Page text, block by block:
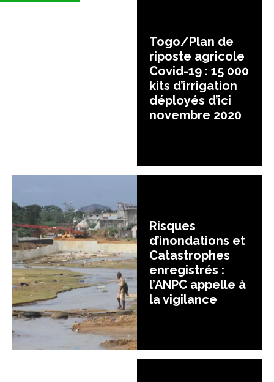
Togo/Plan de
riposte agricole
Covid-19 : 15 000
kits d’irrigation
déployés d’ici
novembre 2020
Risques
d’inondations et
Catastrophes
enregistrés :
l’ANPC appelle à
la vigilance